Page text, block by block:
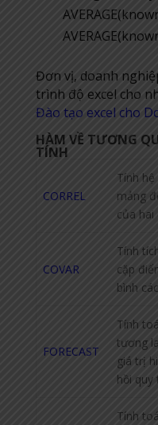
Đơn vị, doanh
trình độ excel cho
Đào tạo excel cho
HÀM VỀ TƯƠNG
TÍNH
CORREL
Tính
mảng
của hai
COVAR
Tính
cặp
bình
FORECAST
Tính
tương
giá trị
hồi quy
Tính